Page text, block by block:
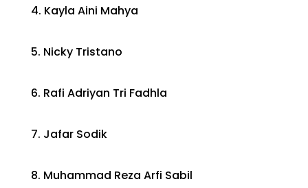
4. Kayla Aini Mahya
5. Nicky Tristano
6. Rafi Adriyan Tri Fadhla
7. Jafar Sodik
8. Muhammad Reza Arfi Sabil